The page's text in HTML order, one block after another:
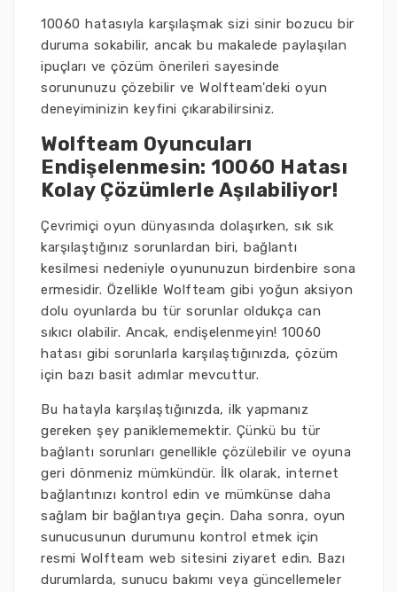
10060 hatasıyla karşılaşmak sizi sinir bozucu bir
duruma sokabilir, ancak bu makalede paylaşılan
ipuçları ve çözüm önerileri sayesinde
sorununuzu çözebilir ve Wolfteam'deki oyun
deneyiminizin keyfini çıkarabilirsiniz.
Wolfteam Oyuncuları
Endişelenmesin: 10060 Hatası
Kolay Çözümlerle Aşılabiliyor!
Çevrimiçi oyun dünyasında dolaşırken, sık sık
karşılaştığınız sorunlardan biri, bağlantı
kesilmesi nedeniyle oyununuzun birdenbire sona
ermesidir. Özellikle Wolfteam gibi yoğun aksiyon
dolu oyunlarda bu tür sorunlar oldukça can
sıkıcı olabilir. Ancak, endişelenmeyin! 10060
hatası gibi sorunlarla karşılaştığınızda, çözüm
için bazı basit adımlar mevcuttur.
Bu hatayla karşılaştığınızda, ilk yapmanız
gereken şey paniklememektir. Çünkü bu tür
bağlantı sorunları genellikle çözülebilir ve oyuna
geri dönmeniz mümkündür. İlk olarak, internet
bağlantınızı kontrol edin ve mümkünse daha
sağlam bir bağlantıya geçin. Daha sonra, oyun
sunucusunun durumunu kontrol etmek için
resmi Wolfteam web sitesini ziyaret edin. Bazı
durumlarda, sunucu bakımı veya güncellemeler